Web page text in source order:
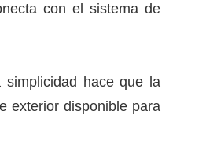
con el sistema de
hace que la
exterior disponible para